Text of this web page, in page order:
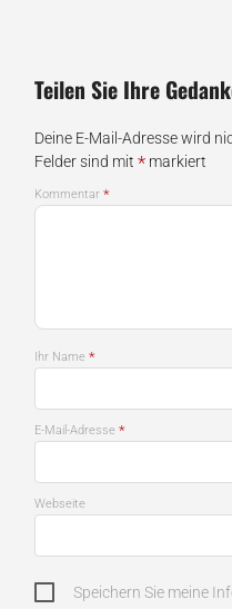
Teilen Sie Ihre
Deine E-Mail-Adresse wird
Felder sind mit *markiert
Kommentar *
Ihr Name *
E-Mail-Adresse *
Webseite
Speichern Sie meine